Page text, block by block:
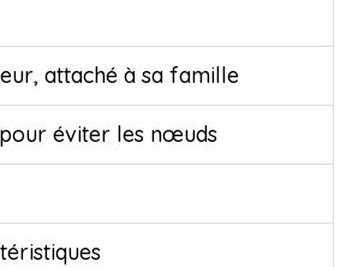
attaché à sa famille
éviter les nœuds